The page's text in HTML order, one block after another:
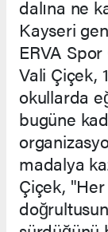
dalına ne
Kayseri
ERVA Spor
Vali Çiçek,
okullarda
bugüne
madalya
Çiçek,